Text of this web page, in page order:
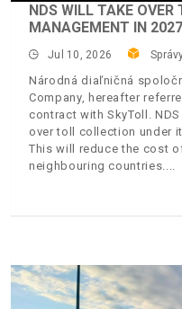
NDS WILL TAKE
MANAGEMENT IN 2027
Jul 10, 2026
Národná diaľničná
Company, hereafter
contract with SkyToll.
over toll collection under
This will reduce the cost
neighbouring countries.